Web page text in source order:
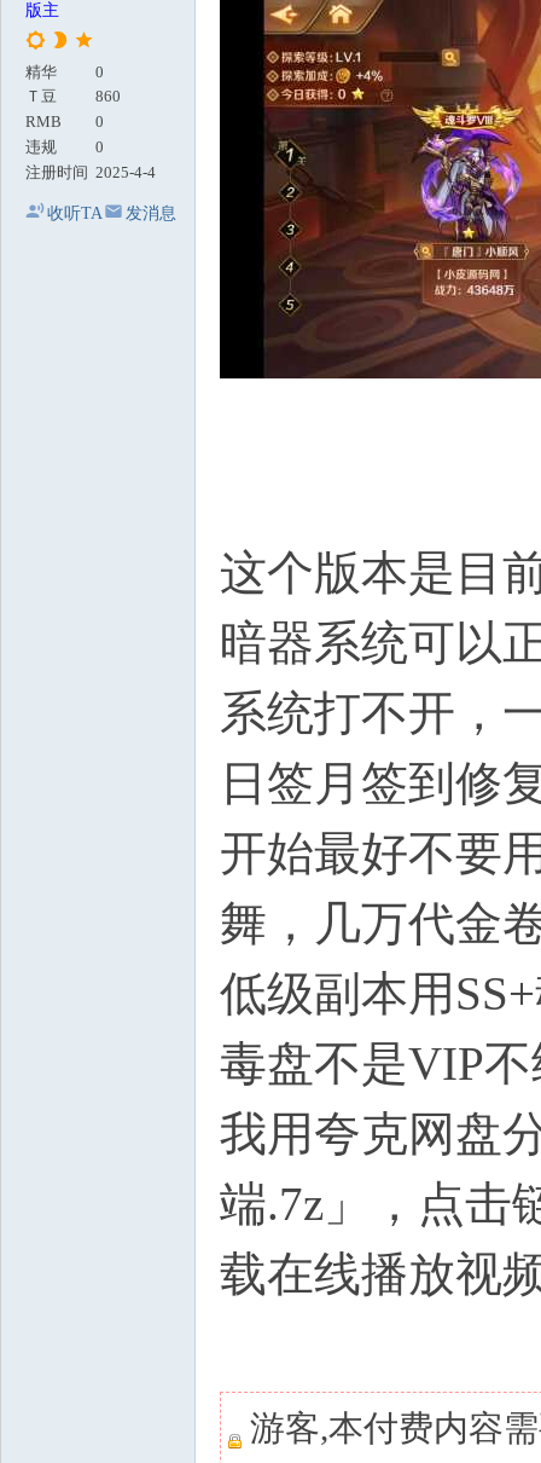
版主
精华
0
Ｔ豆
860
RMB
0
违规
0
注册时间 2025-4-4
收听TA 发消息
这个版本是目
暗器系统可以
系统打不开，
日签月签到修
开始最好不要
舞，几万代金
低级副本用
毒盘不是VIP
我用夸克网盘
端.7z」，点击
载在线播放视
游客,本付费内容